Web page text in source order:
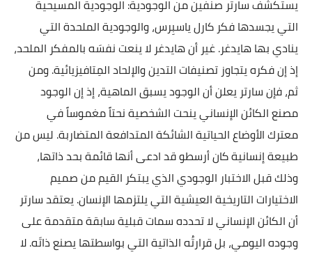
يستكشف سارتر صنفين من الوجودية: الوجودية المسيحية
التي يجسدها فكر كارل ياسبِرس، والوجودية الملحدة التي
ينادي بها هايدغر. غير أن هايدغر لا ينعت نفسَه بالمفكر الملحد،
إذ إن فكره يتجاوز تصنيفات التدين والإلحاد المِتافيزيائية. ومن
ثم، فإن سارتر يعلن أن الوجود يسبق الماهية، إذ إن الوجود
مصنع الكائن الإنساني ينحت الشخصية نحتاً مغموساً في
معترك الأوضاع الحياتية الشائكة المتدافعة المتضاربة. ليس من
طبيعة إنسانية كان أرسطو قد ادعى أنها قائمة بحد ذاتها،
وذلك قبل الاختبار الوجودي الذي يبتكر القيم من صميم
الاختيارات التاريخية العيشية التي يلتزمها الإنسان. يعتقد سارتر
أن الكائن الإنساني لا تحدده سمات قبلية سابقة متقدمة على
وجوده اليومي، بل قرارتُه الذاتية التي بواسطتها يصنع ذاتَه. لا